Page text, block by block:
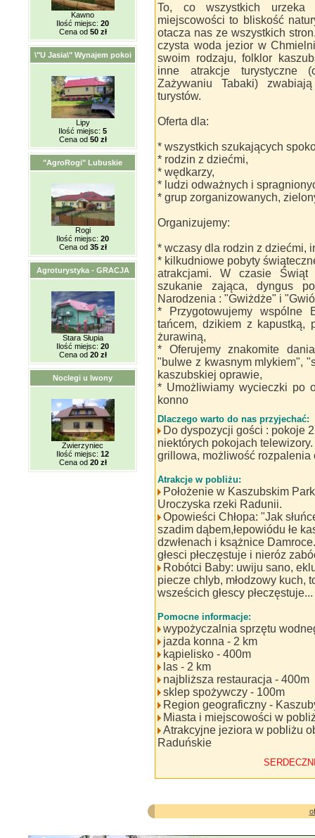
Kawno
Ilość miejsc: 20
Cena od 50 zł
\"U Jasia\" Wynajem pokoi
Lipy
Ilość miejsc: 5
Cena od 50 zł
"AgroRogi" Lubuskie
Rogi
Ilość miejsc: 20
Cena od 35 zł
Agroturystyka - GRACJA
Stara Słupia
Ilość miejsc: 20
Cena od 20 zł
Noclegi u Iwony
Zwierzyniec
Ilość miejsc: 12
Cena od 20 zł
To, co wszystkich
miejscowości to bliskość
otacza nas ze wszystkich
czysta woda jezior w
swoim rodzaju, folklor
inne atrakcje turystyczne
Zażywaniu Tabaki)
turystów.
Oferta dla:
* wszystkich szukających
* rodzin z dziećmi,
* wędkarzy,
* ludzi odważnych i
* grup zorganizowanych,
Organizujemy:
* wczasy dla rodzin z dziećmi,
* kilkudniowe pobyty
atrakcjami. W czasie Świąt
szukanie zająca, dyngus
Narodzenia : "Gwiżdże" i
* Przygotowujemy wspólne
tańcem, dzikiem z kapustką,
żurawiną,
* Oferujemy znakomite
"bulwe z kwasnym mlykiem",
kaszubskiej oprawie,
* Umożliwiamy wycieczki po
konno
Dlaczego warto do nas przyjechać:
Do dyspozycji gości : pokoje
niektórych pokojach
grillowa, możliwość
Atrakcje w pobliżu:
Położenie w Kaszubskim
Uroczyska rzeki Radunii.
Opowieści Chłopa: "Jak
szadim dąbem,łepowiódu łe
dzwłenach i ksążnice
głesci płeczęstuje i nieróz
Robótci Baby: uwiju sano,
piecze chlyb, młodzowy kuch,
wsześcich głescy płeczęstuje...
Pomocne informacje:
wypożyczalnia sprzętu
jazda konna - 2 km
kąpielisko - 400m
las - 2 km
najbliższa restauracja - 400m
sklep spożywczy - 100m
Region geograficzny -
Miasta i miejscowości w
Atrakcyjne jeziora w pobliżu
Raduńskie